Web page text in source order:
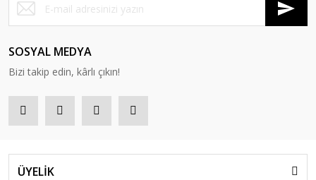
SOSYAL MEDYA
Bizi takip edin, kârlı çıkın!
ÜYELİK